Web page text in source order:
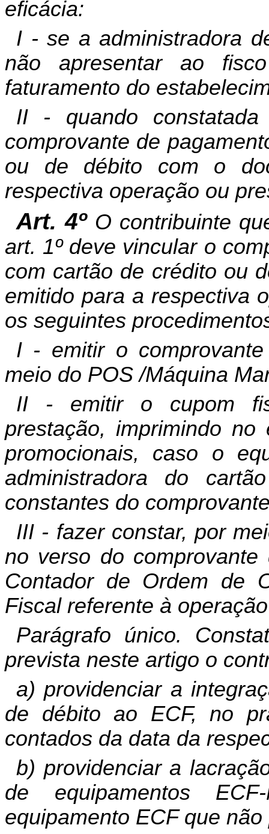
eficácia:
I - se a administradora
não apresentar ao
faturamento do
II - quando
comprovante de
ou de débito com o
respectiva operação ou
Art. 4º O contribuinte
art. 1º deve vincular o
com cartão de crédito ou
emitido para a respectiva
os seguintes
I - emitir o
meio do POS /Máquina
II - emitir o cupom
prestação, imprimindo no
promocionais, caso o
administradora do
constantes do
III - fazer constar, por
no verso do
Contador de Ordem de
Fiscal referente à
Parágrafo único.
prevista neste artigo o
a) providenciar a
de débito ao ECF, no
contados da data da
b) providenciar a
de equipamentos
equipamento ECF que